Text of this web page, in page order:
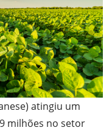
atingiu um
milhões no setor